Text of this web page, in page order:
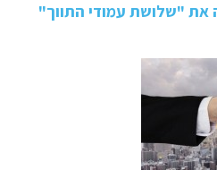
את "שלושת עמודי התווך"